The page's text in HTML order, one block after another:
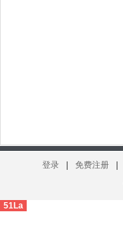
登录 免费注册
51La